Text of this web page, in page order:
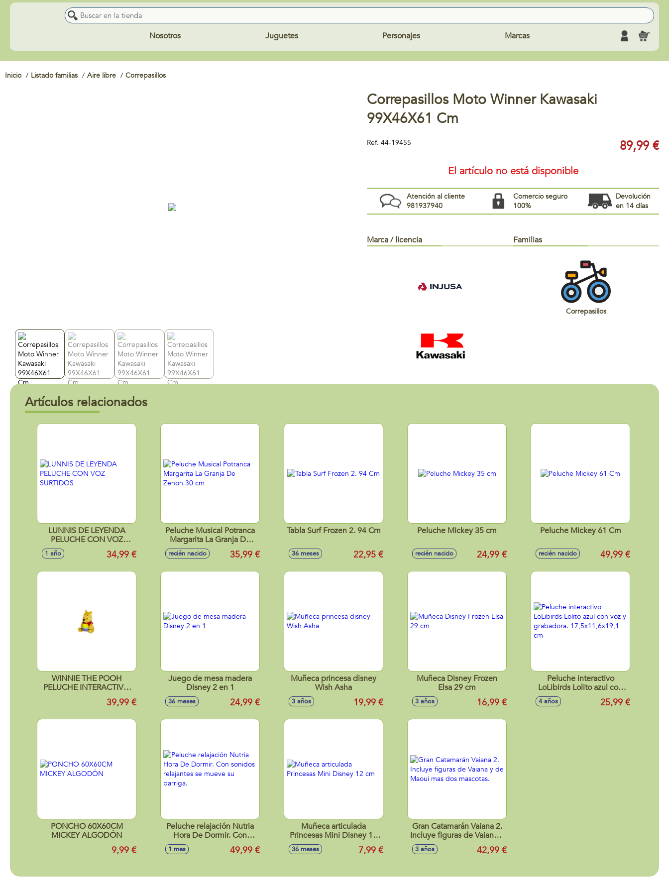
Nosotros Juguetes Personajes Marcas
Inicio Listado familias Aire libre Correpasillos
Correpasillos Moto Winner Kawasaki
99X46X61 Cm
Ref. 44-19455 89,99 €
El artículo no está disponible
Atención al cliente
981937940
Comercio seguro
100%
Devolución
en 14 días
Marca / licencia Familias
Correpasillos
Artículos relacionados
LUNNIS DE LEYENDA
PELUCHE CON VOZ
1 año 34,99 €
Peluche Musical Potranca
Margarita La Granja De
Zenon 30 cm
recién nacido 35,99 €
Tabla Surf Frozen 2. 94 Cm
36 meses 22,95 €
Peluche Mickey 35 cm
recién nacido 24,99 €
Peluche Mickey 61 Cm
recién nacido 49,99 €
WINNIE THE POOH
PELUCHE INTERACTIVO
39,99 €
Juego de mesa madera
Disney 2 en 1
36 meses 24,99 €
Muñeca princesa disney
Wish Asha
3 años 19,99 €
Muñeca Disney Frozen
Elsa 29 cm
3 años 16,99 €
Peluche interactivo
LoLibirds Lolito azul con
voz y grabadora.
17,5x11,6x19,1 cm
4 años 25,99 €
PONCHO 60X60CM
MICKEY ALGODÓN
9,99 €
Peluche relajación Nutria
Hora De Dormir. Con
sonidos relajantes se
mueve su barriga.
1 mes 49,99 €
Muñeca articulada
Princesas Mini Disney 12
36 meses 7,99 €
Gran Catamarán Vaiana 2.
Incluye figuras de Vaiana y
de Maoui mas dos
3 años 42,99 €